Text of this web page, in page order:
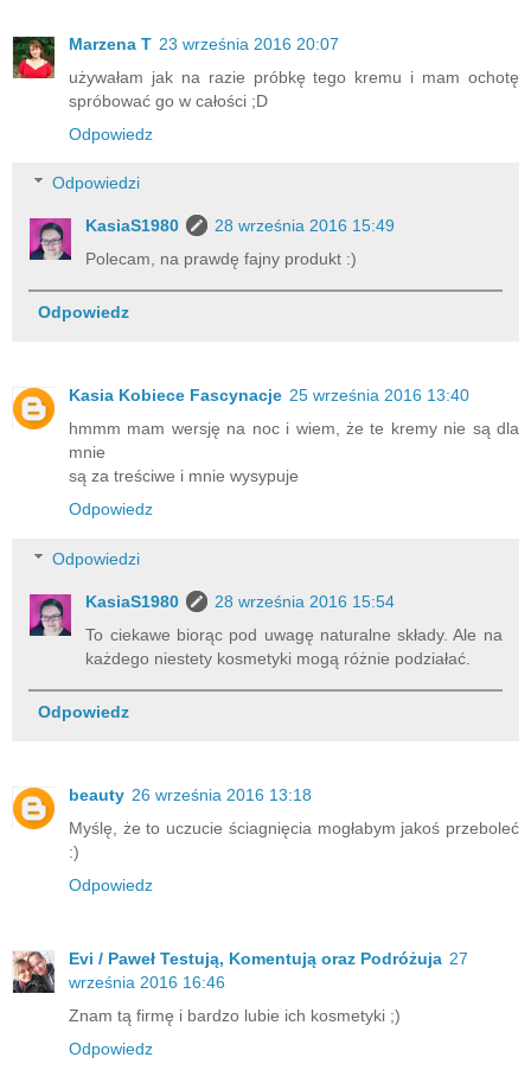
Marzena T 23 września 2016 20:07
używałam jak na razie próbkę tego kremu i mam ochotę
spróbować go w całości ;D
Odpowiedz
Odpowiedzi
KasiaS1980
28 września 2016 15:49
Polecam, na prawdę fajny produkt :)
Odpowiedz
Kasia Kobiece Fascynacje 25 września 2016 13:40
hmmm mam wersję na noc i wiem, że te kremy nie są dla
mnie
są za treściwe i mnie wysypuje
Odpowiedz
Odpowiedzi
KasiaS1980
28 września 2016 15:54
To ciekawe biorąc pod uwagę naturalne składy. Ale na
każdego niestety kosmetyki mogą różnie podziałać.
Odpowiedz
beauty 26 września 2016 13:18
Myślę, że to uczucie ściagnięcia mogłabym jakoś przeboleć
:)
Odpowiedz
Evi / Paweł Testują, Komentują oraz Podróżuja 27
września 2016 16:46
Znam tą firmę i bardzo lubie ich kosmetyki ;)
Odpowiedz